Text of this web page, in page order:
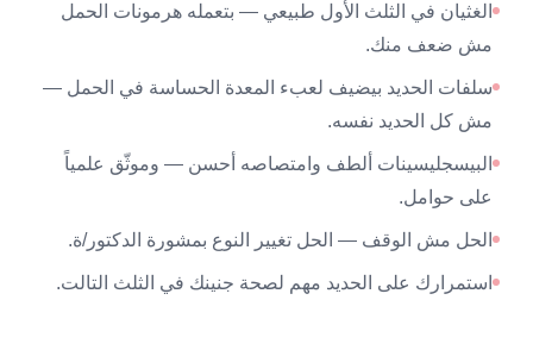
الغثيان في الثلث الأول طبيعي — بتعمله هرمونات الحمل
مش ضعف منك.
سلفات الحديد بيضيف لعبء المعدة الحساسة في الحمل —
مش كل الحديد نفسه.
البيسجليسينات ألطف وامتصاصه أحسن — وموثّق علمياً
على حوامل.
الحل مش الوقف — الحل تغيير النوع بمشورة الدكتور/ة.
استمرارك على الحديد مهم لصحة جنينك في الثلث التالت.